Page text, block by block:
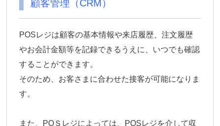
顧客管理（CRM）
POSレジは顧客の基本情報や来店履歴、注文履歴
やお会計金額等を記録できるうえに、いつでも確認
することができます。
そのため、お客さまに合わせた接客が可能になりま
す。
また、POＳレジによっては、POSレジを介して収